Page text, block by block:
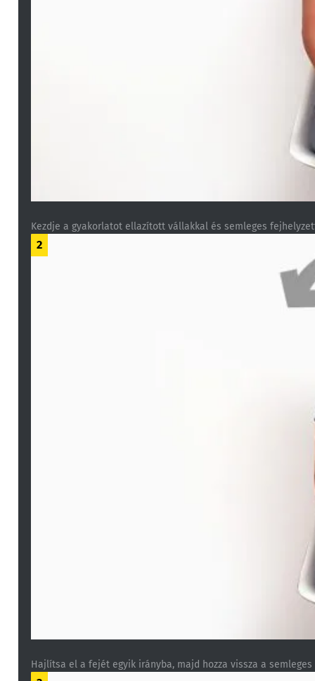
Kezdje a gyakorlatot ellazított vállakkal és semleges
2
Hajlítsa el a fejét egyik irányba, majd hozza vissza a semleges